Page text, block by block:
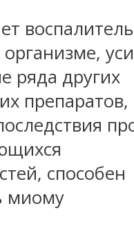
ряда других
препаратов,
способен
миому